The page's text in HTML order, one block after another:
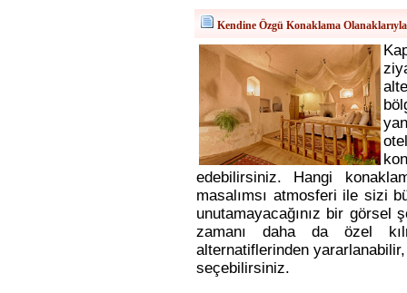
Kendine Özgü Konaklama
edebilirsiniz. Hangi
masalımsı atmosferi ile sizi
unutamayacağınız bir görsel
zamanı daha da özel
alternatiflerinden
seçebilirsiniz.